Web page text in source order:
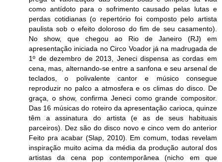
como antídoto para o sofrimento causado pelas lutas e
perdas cotidianas (o repertório foi composto pelo artista
paulista sob o efeito doloroso do fim de seu casamento).
No show, que chegou ao Rio de Janeiro (RJ) em
apresentação iniciada no Circo Voador já na madrugada de
1º de dezembro de 2013, Jeneci dispensa as cordas em
cena, mas, alternando-se entre a sanfona e seu arsenal de
teclados, o polivalente cantor e músico consegue
reproduzir no palco a atmosfera e os climas do disco. De
graça, o show, confirma Jeneci como grande compositor.
Das 16 músicas do roteiro da apresentação carioca, quinze
têm a assinatura do artista (e as de seus habituais
parceiros). Dez são do disco novo e cinco vem do anterior
Feito pra acabar (Slap, 2010). Em comum, todas revelam
inspiração muito acima da média da produção autoral dos
artistas da cena pop contemporânea (nicho em que